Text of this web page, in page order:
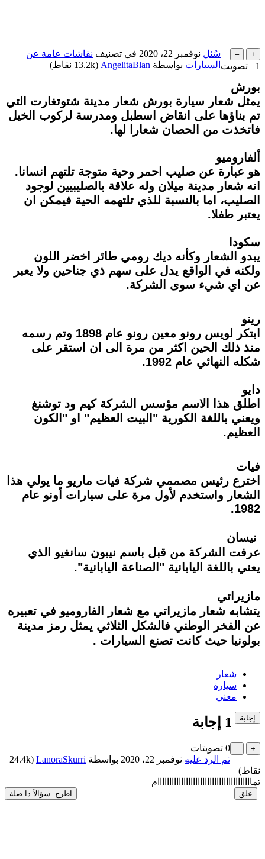
+1 تصويت
سُئل نوفمبر 22، 2020 في تصنيف نقاشات عامة عن
السيارات بواسطة AngelitaBlan
(
13.2k نقاط)
بورش
يمثل شعار سيارة بورش شعار مدينة شتوتغارت التي
تم بناؤها على انقاض اسطبل ومدرسة لركوب الخيل
فاتخذت من الحصان شعارا لها.
ألفاروميو
هو عبارة عن صليب احمر وحية متوجة تلتهم انسانا.
انه شعار مدينة ميلان وله علاقة بالصليبيين لوجود
الصليب، اما بالنسبة للذي تلتهمه الحية فيمكن ان
يعتبر طفلا.
سكودا
يبدو الشعار وكأنه ديك رومي طائر اخضر اللون
ولكنه في الواقع يدل على سهم ذي جناحين ولا يعبر
عن اي شيء سوى الشركة.
رينو
ابتكر لويس رونو معين رونو عام 1898 وتم رسمه
منذ ذلك الحين اكثر من مرة الى ان استقر على
شكله النهائي عام 1992.
دايو
اطلق هذا الاسم مؤسس الشركة كيم ود توشنغ
ويعني باللغة الكورية "البيت العظيم" او "الكون
العظيم.
فيات
اخترع رئيس مصممي شركة فيات ماريو ما يولي هذا
الشعار واستخدم لأول مرة على سيارات أونو عام
1982
.
نيسان
عرفت الشركة من قبل باسم نيبون سانغيو الذي
يعني باللغة اليابانية "الصناعة اليابانية".
مازيراتي
يتشابه شعار مازيراتي مع شعار الفاروميو في تعبيره
عن الفخر الوطني فالشكل الثلاثي يمثل رمز مدينة
بولونيا حيث كانت تصنع السيارات .
شعار
سيارة
معني
1 إجابة
0 تصويتات
تم الرد عليه نوفمبر 22، 2020 بواسطة LanoraSkurri
(
24.4k
نقاط)
تماااااااااااااااااااااااااااااااااااااااام